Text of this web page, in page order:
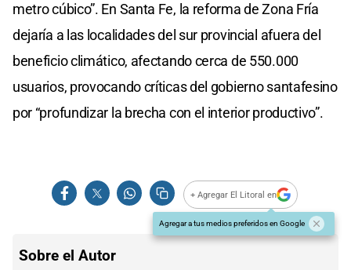
metro cúbico”. En Santa Fe, la reforma de Zona Fría
dejaría a las localidades del sur provincial afuera del
beneficio climático, afectando cerca de 550.000
usuarios, provocando críticas del gobierno santafesino
por “profundizar la brecha con el interior productivo”.
+ Agregar El Litoral en
Agregar a tus medios preferidos en Google
Sobre el Autor